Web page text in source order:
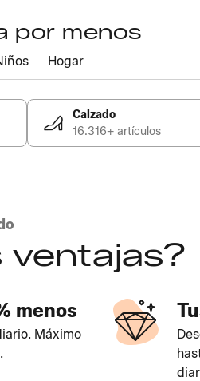
por menos
Hogar
Calzado
16.316+ artículos
ventajas?
menos
Máximo